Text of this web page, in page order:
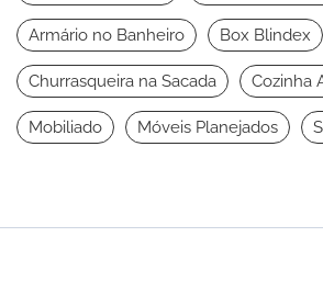
Armário no Banheiro Box Blindex
Churrasqueira na Sacada Cozinha
Mobiliado Móveis Planejados